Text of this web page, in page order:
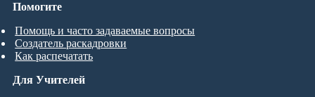
Помогите
Помощь и часто задаваемые вопросы
Создатель раскадровки
Как распечатать
Для Учителей